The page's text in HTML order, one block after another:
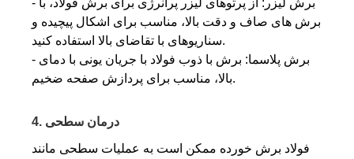
برش های صاف و دقت بالا، مناسب برای اشکال پیچیده و
سناریوهای با تقاضای بالا استفاده کنید.
- برش پلاسما: برش با ذوب فولاد با جریان یونی با دمای
بالا، مناسب برای پردازش صفحه ضخیم.
4. درمان سطحی
فولاد برش خورده ممکن است به عملیات سطحی مانند